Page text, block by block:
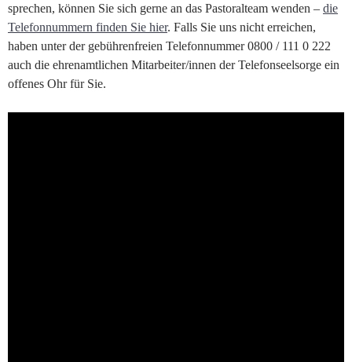
sprechen, können Sie sich gerne an das Pastoralteam wenden – die
Telefonnummern finden Sie hier. Falls Sie uns nicht erreichen,
haben unter der gebührenfreien Telefonnummer 0800 / 111 0 222
auch die ehrenamtlichen Mitarbeiter/innen der Telefonseelsorge ein
offenes Ohr für Sie.